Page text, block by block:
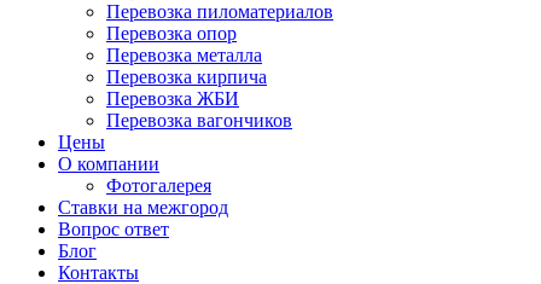
Перевозка пиломатериалов
Перевозка опор
Перевозка металла
Перевозка кирпича
Перевозка ЖБИ
Перевозка вагончиков
Цены
О компании
Фотогалерея
Ставки на межгород
Вопрос ответ
Блог
Контакты